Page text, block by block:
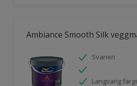
Ambiance Smooth Silk
Svanen
Langvarig